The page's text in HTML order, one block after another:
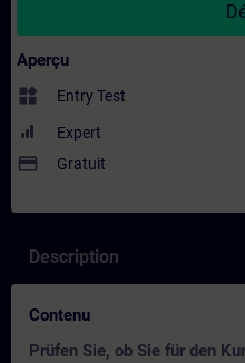
Aperçu
widgets Entry Test
Expert
payment Gratuit
Description
Contenu
Prüfen Sie, ob Sie für den